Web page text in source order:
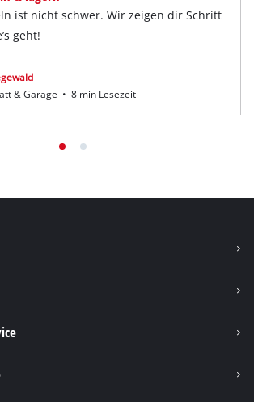
ist nicht schwer. Wir zeigen dir Schritt
geht!
& Garage • 8 min Lesezeit